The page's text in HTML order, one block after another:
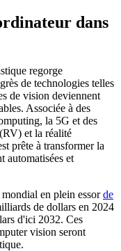
dans
regorge
de technologies telles
de vision deviennent
Associée à des
la 5G et des
et la réalité
prête à transformer la
automatisées et
en plein essorde
de dollars en 2024
d'ici 2032. Ces
vision seront